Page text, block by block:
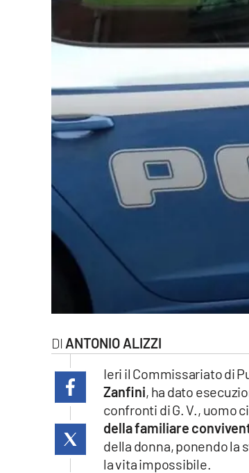
Streaming
lacitymag.it
cosenzachannel.it
catanzarochannel.it
ANTONIO ALIZZI
Ieri il Commissariato di
Zanfini, ha dato
confronti di G. V., uomo
della familiare
della donna, ponendo la
la vita impossibile.